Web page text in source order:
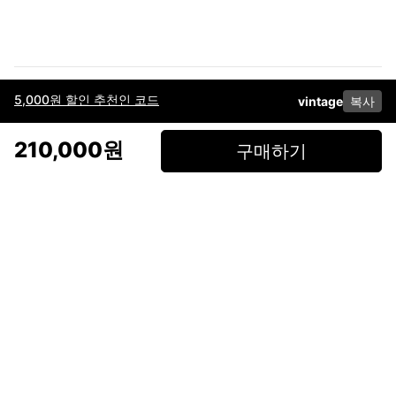
5,000원 할인 추천인 코드 vintage 복사
210,000원 구매하기
이용약관고객센터판매개인정보 처리방침사업자 정보다운로드
페이스북